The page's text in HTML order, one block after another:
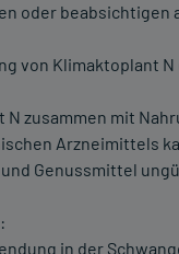
oder beabsichtigen
von Klimaktoplant
zusammen mit
Arzneimittels
Genussmittel
in der